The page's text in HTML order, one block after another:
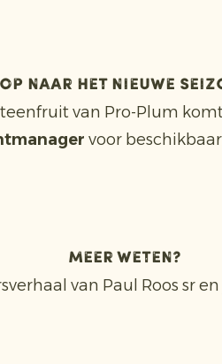
Op naar het nieuwe
van Pro-Plum
voor
Meer weten?
van Paul Roos sr